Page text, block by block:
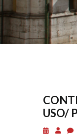
USO/